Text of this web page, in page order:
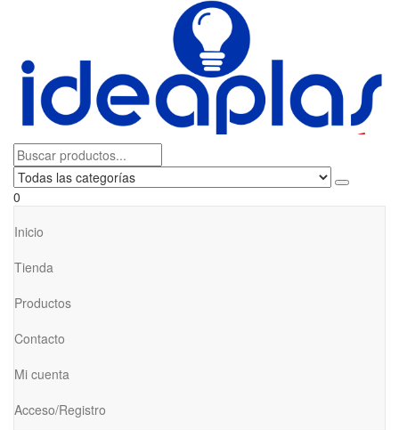
0
Inicio
Tienda
Productos
Contacto
Mi cuenta
Acceso/Registro